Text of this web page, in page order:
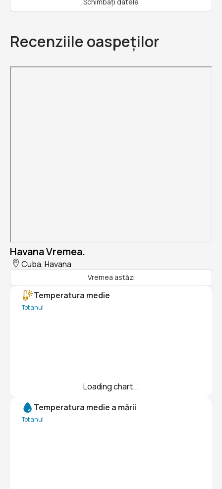
Recenziile oaspeților
Havana Vremea.
Cuba, Havana
Vremea astăzi
Temperatura medie
Tot anul
Loading chart...
Temperatura medie a mării
Tot anul